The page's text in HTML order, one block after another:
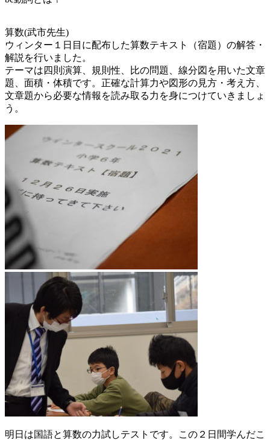
算数(武市先生)
ウィンター１日目に配布した算数テキスト（宿題）の解答・
解説を行いました。
テーマは四則演算、規則性、比の問題、線分図を用いた文章
題、面積・体積です。正確な計算力や図形の見方・考え方、
文章題から必要な情報を読み取る力を身につけていきましょ
う。
明日は国語と算数の力試しテストです。この２日間学んだこ